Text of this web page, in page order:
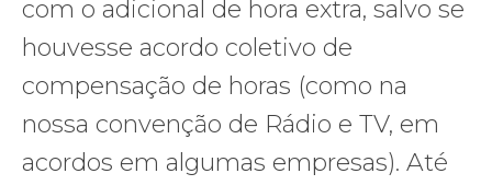
com o adicional de hora extra, salvo se
houvesse acordo coletivo de
compensação de horas (como na
nossa convenção de Rádio e TV, em
acordos em algumas empresas). Até